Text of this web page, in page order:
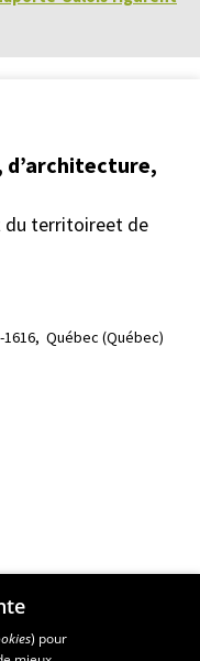
d’architecture,
du territoireet de
Québec (Québec)
) pour